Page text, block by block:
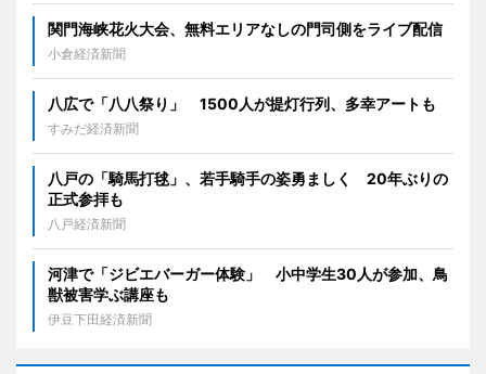
関門海峡花火大会、無料エリアなしの門司側をライブ配信
小倉経済新聞
八広で「八八祭り」 1500人が提灯行列、多幸アートも
すみだ経済新聞
八戸の「騎馬打毬」、若手騎手の姿勇ましく 20年ぶりの
正式参拝も
八戸経済新聞
河津で「ジビエバーガー体験」 小中学生30人が参加、鳥
獣被害学ぶ講座も
伊豆下田経済新聞